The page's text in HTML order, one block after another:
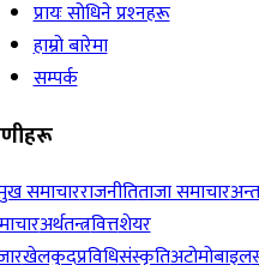
प्रायः सोधिने प्रश्‍नहरू
हाम्रो बारेमा
सम्पर्क
समाचारराजनीतिताजा समाचार
अर्थतन्त्रवित्तशेयर
खेलकुदप्रविधिसंस्कृतिअटोमोबाइल